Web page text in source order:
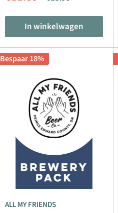
In winkelwagen
Bespaar 18%
ALL MY FRIENDS